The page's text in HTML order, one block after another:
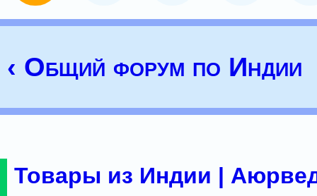
‹ Общий форум по Индии
Товары из Индии |